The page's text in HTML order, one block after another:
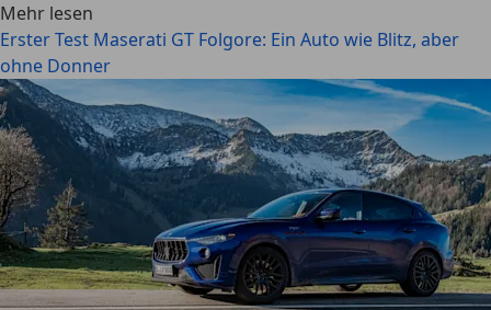
Mehr lesen
Erster Test Maserati GT Folgore: Ein Auto wie Blitz, aber
ohne Donner